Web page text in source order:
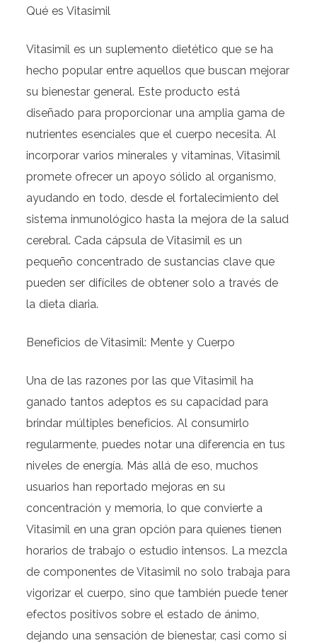
Qué es Vitasimil
Vitasimil es un suplemento dietético que se ha
hecho popular entre aquellos que buscan mejorar
su bienestar general. Este producto está
diseñado para proporcionar una amplia gama de
nutrientes esenciales que el cuerpo necesita. Al
incorporar varios minerales y vitaminas, Vitasimil
promete ofrecer un apoyo sólido al organismo,
ayudando en todo, desde el fortalecimiento del
sistema inmunológico hasta la mejora de la salud
cerebral. Cada cápsula de Vitasimil es un
pequeño concentrado de sustancias clave que
pueden ser difíciles de obtener solo a través de
la dieta diaria.
Beneficios de Vitasimil: Mente y Cuerpo
Una de las razones por las que Vitasimil ha
ganado tantos adeptos es su capacidad para
brindar múltiples beneficios. Al consumirlo
regularmente, puedes notar una diferencia en tus
niveles de energía. Más allá de eso, muchos
usuarios han reportado mejoras en su
concentración y memoria, lo que convierte a
Vitasimil en una gran opción para quienes tienen
horarios de trabajo o estudio intensos. La mezcla
de componentes de Vitasimil no solo trabaja para
vigorizar el cuerpo, sino que también puede tener
efectos positivos sobre el estado de ánimo,
dejando una sensación de bienestar, casi como si